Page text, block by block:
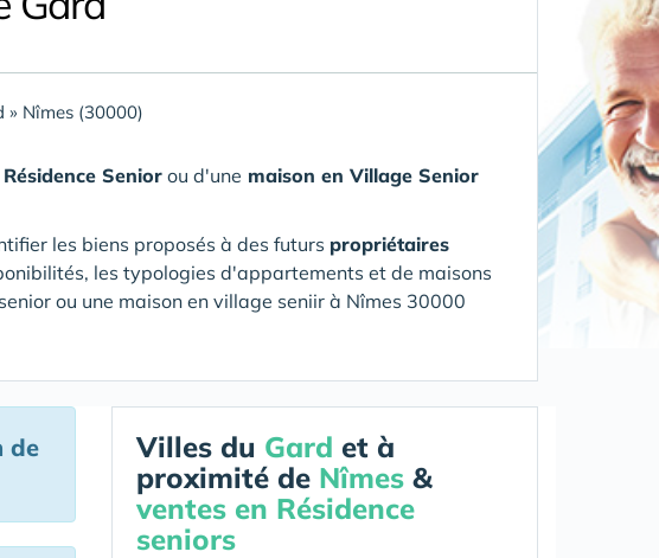
» Nîmes (30000)
Senior ou d'une maison en Village Senior
les biens proposés à des futurs propriétaires
les typologies d'appartements et de maisons
ou une maison en village seniirà Nîmes 30000
de
Villes du Gard et à
proximité de Nîmes &
ventes en Résidence
seniors